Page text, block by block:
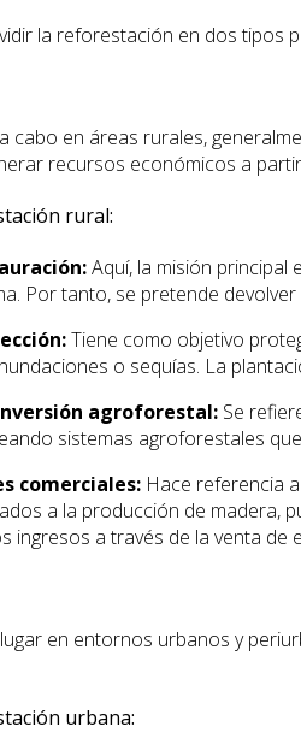
la reforestación en dos tipos
cabo en áreas rurales,
recursos económicos a
rural:
Aquí, la misión
Por tanto, se pretende
Tiene como objetivo
o sequías. La
agroforestal: Se
sistemas agroforestales
comerciales: Hace referencia
a la producción de madera,
ingresos a través de la venta de
en entornos urbanos y
urbana: